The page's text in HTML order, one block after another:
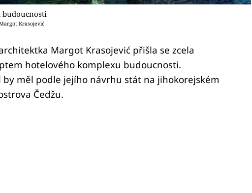
budoucnosti
Krasojević
Margot Krasojević přišla se zcela
hotelového komplexu budoucnosti.
by měl podle jejího návrhu stát na jihokorejském
Čedžu.